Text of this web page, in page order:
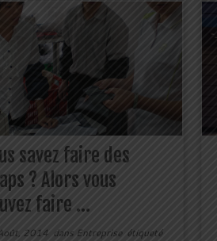
savez faire des
? Alors vous
faire ...
2014dans Entreprise étiqueté